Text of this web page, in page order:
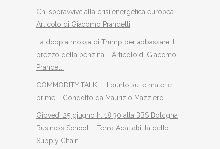
Chi sopravvive alla crisi energetica europea –
Articolo di Giacomo Prandelli
La doppia mossa di Trump per abbassare il
prezzo della benzina – Articolo di Giacomo
Prandelli
COMMODITY TALK – Il punto sulle materie
prime – Condotto da Maurizio Mazziero
Giovedì 25 giugno h. 18.30 alla BBS Bologna
Business School – Tema Adattabilità delle
Supply Chain